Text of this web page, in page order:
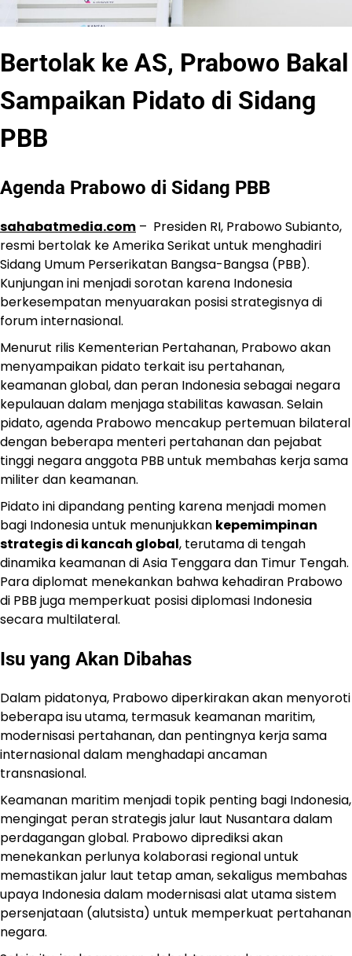
Bertolak ke AS, Prabowo Bakal
Sampaikan Pidato di Sidang
PBB
Agenda Prabowo di Sidang PBB
sahabatmedia.com – Presiden RI, Prabowo Subianto,
resmi bertolak ke Amerika Serikat untuk menghadiri
Sidang Umum Perserikatan Bangsa-Bangsa (PBB).
Kunjungan ini menjadi sorotan karena Indonesia
berkesempatan menyuarakan posisi strategisnya di
forum internasional.
Menurut rilis Kementerian Pertahanan, Prabowo akan
menyampaikan pidato terkait isu pertahanan,
keamanan global, dan peran Indonesia sebagai negara
kepulauan dalam menjaga stabilitas kawasan. Selain
pidato, agenda Prabowo mencakup pertemuan bilateral
dengan beberapa menteri pertahanan dan pejabat
tinggi negara anggota PBB untuk membahas kerja sama
militer dan keamanan.
Pidato ini dipandang penting karena menjadi momen
bagi Indonesia untuk menunjukkan kepemimpinan
strategis di kancah global, terutama di tengah
dinamika keamanan di Asia Tenggara dan Timur Tengah.
Para diplomat menekankan bahwa kehadiran Prabowo
di PBB juga memperkuat posisi diplomasi Indonesia
secara multilateral.
Isu yang Akan Dibahas
Dalam pidatonya, Prabowo diperkirakan akan menyoroti
beberapa isu utama, termasuk keamanan maritim,
modernisasi pertahanan, dan pentingnya kerja sama
internasional dalam menghadapi ancaman
transnasional.
Keamanan maritim menjadi topik penting bagi Indonesia,
mengingat peran strategis jalur laut Nusantara dalam
perdagangan global. Prabowo diprediksi akan
menekankan perlunya kolaborasi regional untuk
memastikan jalur laut tetap aman, sekaligus membahas
upaya Indonesia dalam modernisasi alat utama sistem
persenjataan (alutsista) untuk memperkuat pertahanan
negara.